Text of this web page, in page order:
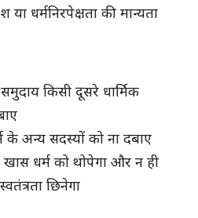
या धर्मनिरपेक्षता की मान्यता
किसी दूसरे धार्मिक
के अन्य सदस्यों को ना दबाए
खास धर्म को थोपेगा और न ही
छिनेगा